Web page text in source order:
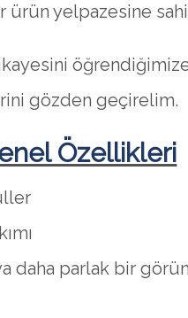
yelpazesine
gözden geçirelim.
Özellikleri
daha parlak bir